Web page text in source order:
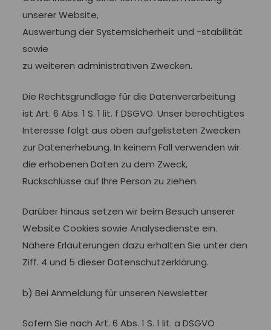
unserer Website,
Auswertung der Systemsicherheit und -stabilität
sowie
zu weiteren administrativen Zwecken.
Die Rechtsgrundlage für die Datenverarbeitung
ist Art. 6 Abs. 1 S. 1 lit. f DSGVO. Unser berechtigtes
Interesse folgt aus oben aufgelisteten Zwecken
zur Datenerhebung. In keinem Fall verwenden wir
die erhobenen Daten zu dem Zweck,
Rückschlüsse auf Ihre Person zu ziehen.
Darüber hinaus setzen wir beim Besuch unserer
Website Cookies sowie Analysedienste ein.
Nähere Erläuterungen dazu erhalten Sie unter den
Ziff. 4 und 5 dieser Datenschutzerklärung.
b) Bei Anmeldung für unseren Newsletter
Sofern Sie nach Art. 6 Abs. 1 S. 1 lit. a DSGVO